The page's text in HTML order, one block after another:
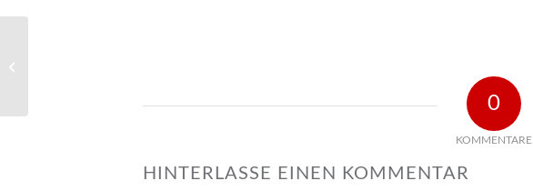
0
KOMMENTARE
HINTERLASSE EINEN KOMMENTAR